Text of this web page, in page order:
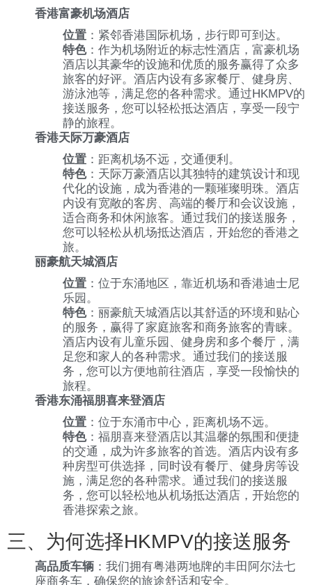
香港富豪机场酒店
位置 ：紧邻香港国际机场，步行即可到达。
特色：作为机场附近的标志性酒店，富豪机场
酒店以其豪华的设施和优质的服务赢得了众多
旅客的好评。酒店内设有多家餐厅、健身房、
游泳池等，满足您的各种需求。通过HKMPV的
接送服务，您可以轻松抵达酒店，享受一段宁
静的旅程。
香港天际万豪酒店
位置 ：距离机场不远，交通便利。
特色：天际万豪酒店以其独特的建筑设计和现
代化的设施，成为香港的一颗璀璨明珠。酒店
内设有宽敞的客房、高端的餐厅和会议设施，
适合商务和休闲旅客。通过我们的接送服务，
您可以轻松从机场抵达酒店，开始您的香港之
旅。
丽豪航天城酒店
位置 ：位于东涌地区，靠近机场和香港迪士尼
乐园。
特色：丽豪航天城酒店以其舒适的环境和贴心
的服务，赢得了家庭旅客和商务旅客的青睐。
酒店内设有儿童乐园、健身房和多个餐厅，满
足您和家人的各种需求。通过我们的接送服
务，您可以方便地前往酒店，享受一段愉快的
旅程。
香港东涌福朋喜来登酒店
位置 ：位于东涌市中心，距离机场不远。
特色：福朋喜来登酒店以其温馨的氛围和便捷
的交通，成为许多旅客的首选。酒店内设有多
种房型可供选择，同时设有餐厅、健身房等设
施，满足您的各种需求。通过我们的接送服
务，您可以轻松地从机场抵达酒店，开始您的
香港探索之旅。
三、为何选择HKMPV的接送服务
高品质车辆 ：我们拥有粤港两地牌的丰田阿尔法七
座商务车，确保您的旅途舒适和安全。